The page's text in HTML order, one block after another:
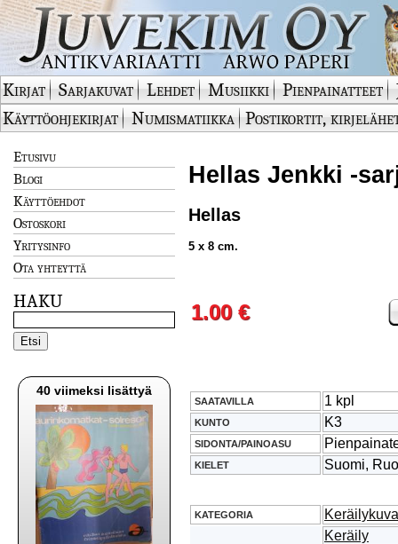
Kirjat Sarjakuvat Lehdet Musiikki Pienpainatteet
Käyttöohjekirjat
Numismatiikka Postikortit,
Etusivu
Blogi
Käyttöehdot
Ostoskori
Yritysinfo
Ota yhteyttä
HAKU
40 viimeksi lisättyä
Hellas Jenkki -
Hellas
5 x 8 cm.
1.00 €
SAATAVILLA 1 kpl
KUNTO K3
SIDONTA/PAINOASU
KIELET Suomi,
KATEGORIA
Keräily